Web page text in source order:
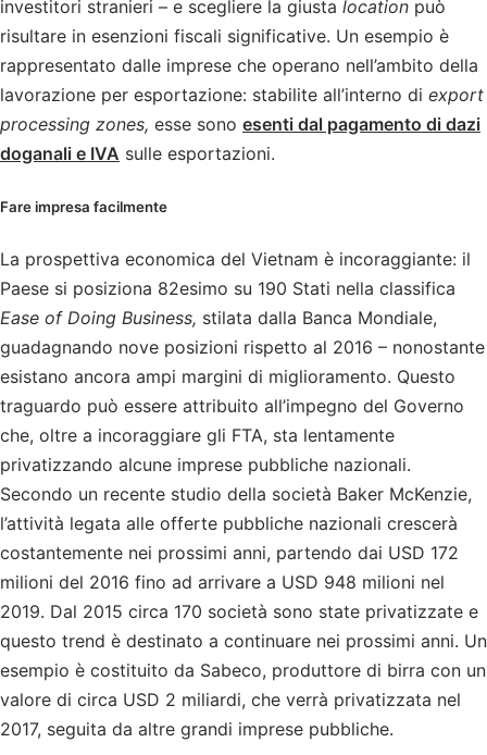
investitori stranieri – e scegliere la giusta location può
risultare in esenzioni fiscali significative. Un esempio è
rappresentato dalle imprese che operano nell’ambito della
lavorazione per esportazione: stabilite all’interno di export
processing zones, esse sono esenti dal pagamento di dazi
doganali e IVA sulle esportazioni.
Fare impresa facilmente
La prospettiva economica del Vietnam è incoraggiante: il
Paese si posiziona 82esimo su 190 Stati nella classifica
Ease of Doing Business, stilata dalla Banca Mondiale,
guadagnando nove posizioni rispetto al 2016 – nonostante
esistano ancora ampi margini di miglioramento. Questo
traguardo può essere attribuito all’impegno del Governo
che, oltre a incoraggiare gli FTA, sta lentamente
privatizzando alcune imprese pubbliche nazionali.
Secondo un recente studio della società Baker McKenzie,
l’attività legata alle offerte pubbliche nazionali crescerà
costantemente nei prossimi anni, partendo dai USD 172
milioni del 2016 fino ad arrivare a USD 948 milioni nel
2019. Dal 2015 circa 170 società sono state privatizzate e
questo trend è destinato a continuare nei prossimi anni. Un
esempio è costituito da Sabeco, produttore di birra con un
valore di circa USD 2 miliardi, che verrà privatizzata nel
2017, seguita da altre grandi imprese pubbliche.